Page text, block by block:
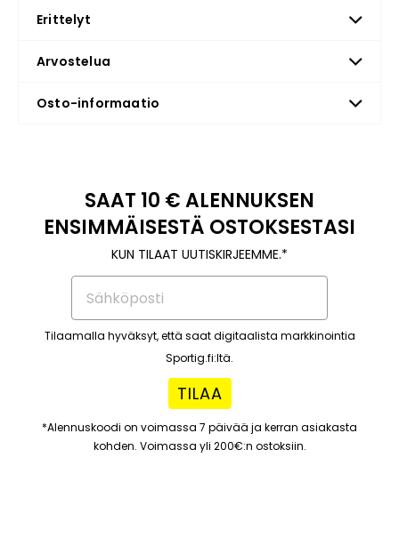
Erittelyt
Arvostelua
Osto-informaatio
SAAT 10 € ALENNUKSEN
ENSIMMÄISESTÄ OSTOKSESTASI
KUN TILAAT UUTISKIRJEEMME.*
Tilaamalla hyväksyt, että saat digitaalista markkinointia
Sportig.fi:ltä.
TILAA
*Alennuskoodi on voimassa 7 päivää ja kerran asiakasta
kohden. Voimassa yli 200€:n ostoksiin.